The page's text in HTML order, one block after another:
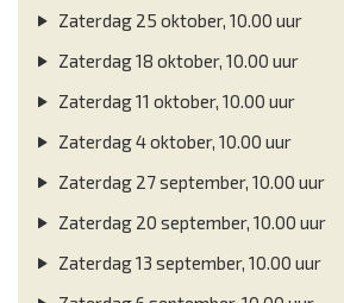
Zaterdag 25 oktober, 10.00 uur
Zaterdag 18 oktober, 10.00 uur
Zaterdag 11 oktober, 10.00 uur
Zaterdag 4 oktober, 10.00 uur
Zaterdag 27 september, 10.00 uur
Zaterdag 20 september, 10.00 uur
Zaterdag 13 september, 10.00 uur